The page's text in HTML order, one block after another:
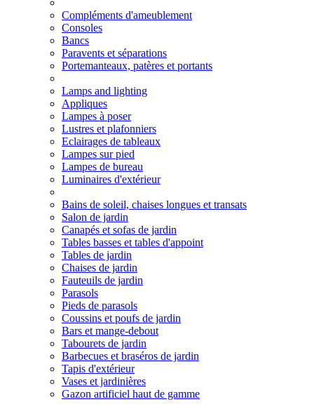
Compléments d'ameublement
Consoles
Bancs
Paravents et séparations
Portemanteaux, patères et portants
Lamps and lighting
Appliques
Lampes à poser
Lustres et plafonniers
Eclairages de tableaux
Lampes sur pied
Lampes de bureau
Luminaires d'extérieur
Bains de soleil, chaises longues et transats
Salon de jardin
Canapés et sofas de jardin
Tables basses et tables d'appoint
Tables de jardin
Chaises de jardin
Fauteuils de jardin
Parasols
Pieds de parasols
Coussins et poufs de jardin
Bars et mange-debout
Tabourets de jardin
Barbecues et braséros de jardin
Tapis d'extérieur
Vases et jardinières
Gazon artificiel haut de gamme